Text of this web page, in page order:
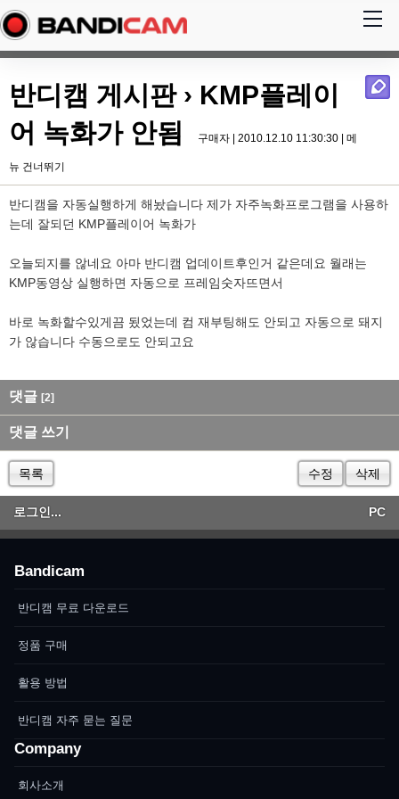
반디캠 게시판› KMP플레이
어 녹화가 안됨
구매자 | 2010.12.10 11:30:30 | 메
뉴 건너뛰기
반디캠을 자동실행하게 해놨습니다 제가 자주녹화프로그램을 사용하
는데 잘되던 KMP플레이어 녹화가
오늘되지를 않네요 아마 반디캠 업데이트후인거 같은데요 월래는
KMP동영상 실행하면 자동으로 프레임숫자뜨면서
바로 녹화할수있게끔 됬었는데 컴 재부팅해도 안되고 자동으로 돼지
가 않습니다 수동으로도 안되고요
댓글 [2]
댓글 쓰기
목록 수정 삭제
로그인... PC
Bandicam
반디캠 무료 다운로드
정품 구매
활용 방법
반디캠 자주 묻는 질문
Company
회사소개